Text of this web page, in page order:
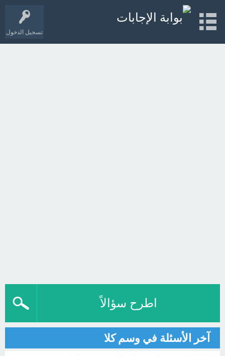
تسجيل الدخول
اطرح سؤالاً
آخر الأسئلة في وسم كلا